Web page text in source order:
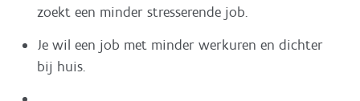
zoekt een minder stresserende job.
Je wil een job met minder werkuren en dichter
bij huis.